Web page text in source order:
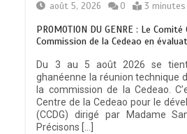
août 5, 2026
0 3 minutes
PROMOTION DU GENRE : Le Comité
Commission de la Cedeao en
Du 3 au 5 août 2026 se
ghanéenne la réunion technique
la commission de la Cedeao.
Centre de la Cedeao pour le
(CCDG) dirigé par Madame
Précisons […]
28 NOUVEAUX
Vers une justice
performante et
0 2